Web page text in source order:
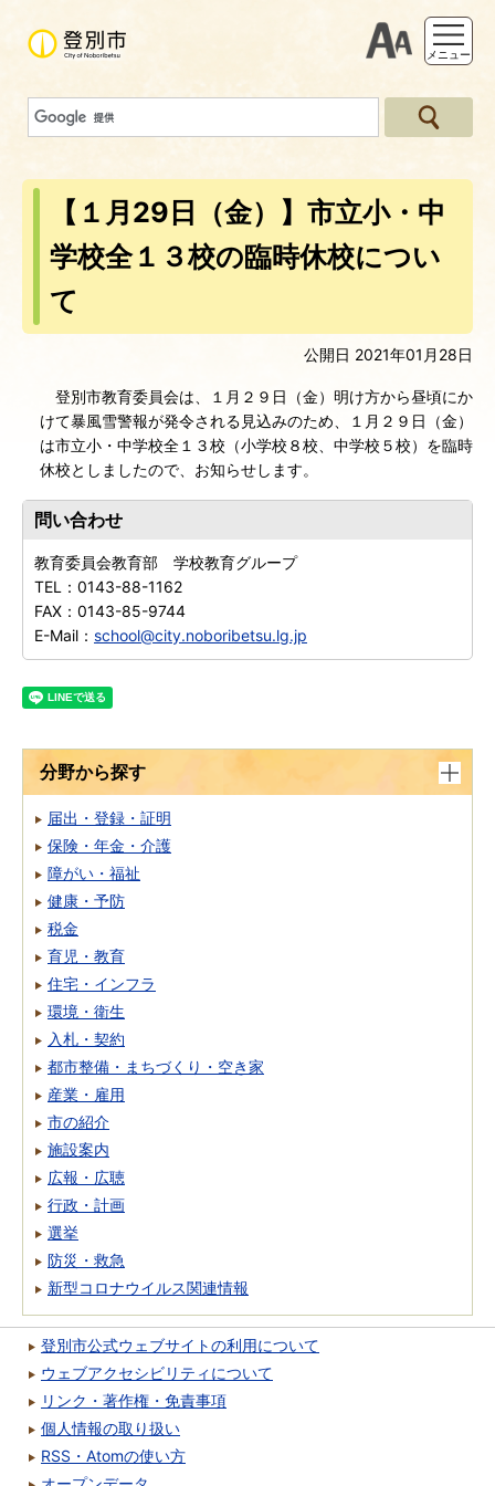
支援ツー
メニュー
【１月29日（金）】市立小・中
学校全１３校の臨時休校につい
て
公開日 2021年01月28日
登別市教育委員会は、１月２９日（金）明け方から昼頃にか
けて暴風雪警報が発令される見込みのため、１月２９日（金）
は市立小・中学校全１３校（小学校８校、中学校５校）を臨時
休校としましたので、お知らせします。
問い合わせ
教育委員会教育部 学校教育グループ
TEL： 0143-88-1162
FAX： 0143-85-9744
E-Mail： school@city.noboribetsu.lg.jp
分野から探す
届出・登録・証明
保険・年金・介護
障がい・福祉
健康・予防
税金
育児・教育
住宅・インフラ
環境・衛生
入札・契約
都市整備・まちづくり・空き家
産業・雇用
市の紹介
施設案内
広報・広聴
行政・計画
選挙
防災・救急
新型コロナウイルス関連情報
登別市公式ウェブサイトの利用について
ウェブアクセシビリティについて
リンク・著作権・免責事項
個人情報の取り扱い
RSS・Atomの使い方